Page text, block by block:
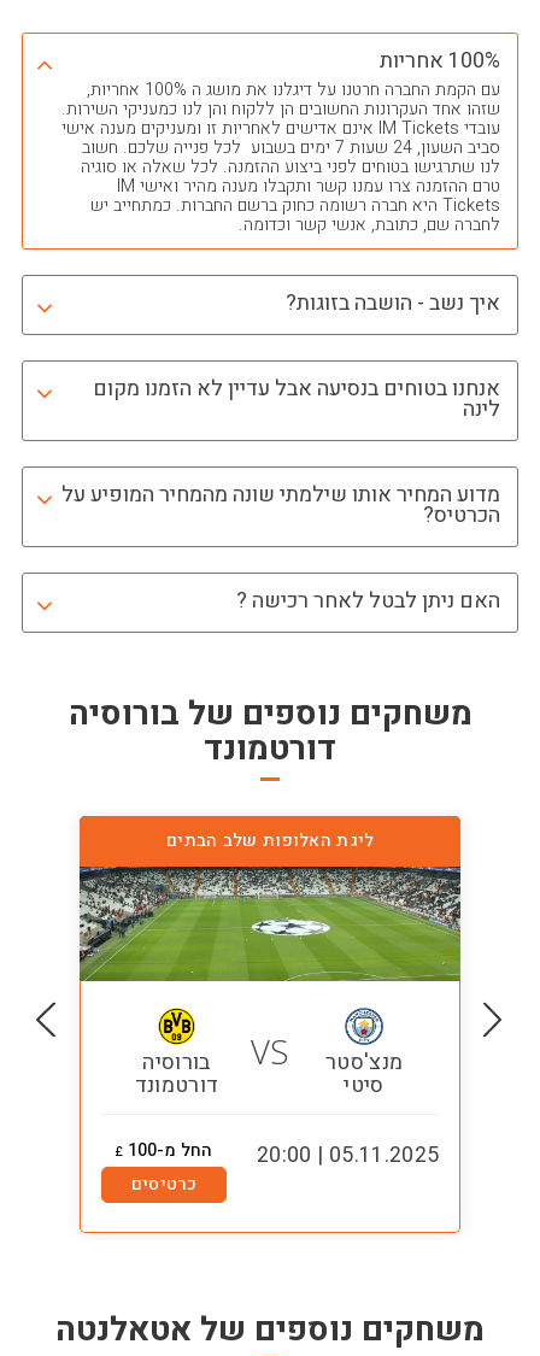
100% אחריות
עם הקמת החברה חרטנו על דיגלנו את מושג ה 100% אחריות,
שזהו אחד העקרונות החשובים הן ללקוח והן לנו כמעניקי השירות.
עובדי IM Tickets אינם אדישים לאחריות זו ומעניקים מענה אישי
סביב השעון, 24 שעות 7 ימים בשבוע לכל פנייה שלכם. חשוב
לנו שתרגישו בטוחים לפני ביצוע ההזמנה. לכל שאלה או סוגיה
טרם ההזמנה צרו עמנו קשר ותקבלו מענה מהיר ואישי IM
Tickets היא חברה רשומה כחוק ברשם החברות. כמתחייב יש
לחברה שם, כתובת, אנשי קשר וכדומה.
איך נשב - הושבה בזוגות?
אנחנו בטוחים בנסיעה אבל עדיין לא הזמנו מקום
לינה
מדוע המחיר אותו שילמתי שונה מהמחיר המופיע על
הכרטיס?
האם ניתן לבטל לאחר רכישה ?
משחקים נוספים של בורוסיה
דורטמונד
ליגת האלופות שלב הבתים
מנצ'סטר
סיטי
VS בורוסיה
דורטמונד
05.11.2025 | 20:00 החל מ-100 £
כרטיסים
משחקים נוספים של אטאלנטה